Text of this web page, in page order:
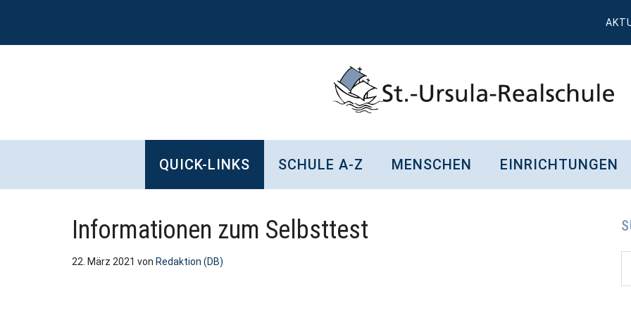
springen
secondary
springen
springen
St.
Ursula
Realschule
Attendorn
Persönlichkeit,
QUICK-LINKS SCHULE A-Z MENSCHEN EINRICHTUNGEN
Informationen zum Selbsttest
22. März 2021 von Redaktion (DB)